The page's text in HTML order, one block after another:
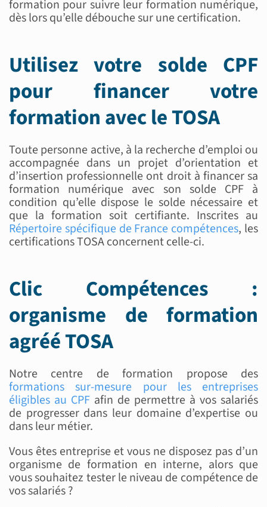
formation pour suivre leur formation numérique,
dès lors qu’elle débouche sur une certification.
Utilisez votre solde CPF
pour financer votre
formation avec le TOSA
Toute personne active, à la recherche d’emploi ou
accompagnée dans un projet d’orientation et
d’insertion professionnelle ont droit à financer sa
formation numérique avec son solde CPF à
condition qu’elle dispose le solde nécessaire et
que la formation soit certifiante. Inscrites au
Répertoire spécifique de France compétences, les
certifications TOSA concernent celle-ci.
Clic Compétences :
organisme de formation
agréé TOSA
Notre centre de formation propose des
formations sur-mesure pour les entreprises
éligibles au CPFafin de permettre à vos salariés
de progresser dans leur domaine d’expertise ou
dans leur métier.
Vous êtes entreprise et vous ne disposez pas d’un
organisme de formation en interne, alors que
vous souhaitez tester le niveau de compétence de
vos salariés ?